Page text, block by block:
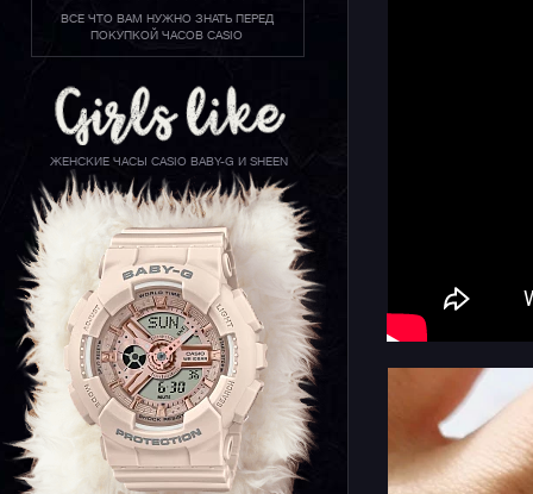
ВСЕ ЧТО ВАМ НУЖНО ЗНАТЬ ПЕРЕД
ПОКУПКОЙ ЧАСОВ CASIO
ЖЕНСКИЕ ЧАСЫ CASIO BABY-G И SHEEN